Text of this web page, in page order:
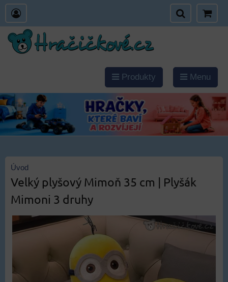
Produkty Menu
Úvod
Velký plyšový Mimoň 35 cm | Plyšák
Mimoni 3 druhy